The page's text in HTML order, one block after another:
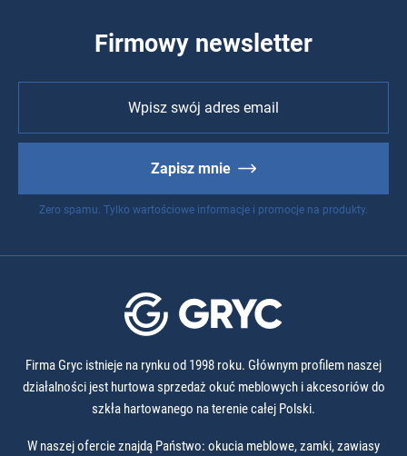
Firmowy newsletter
Zapisz mnie
Zero spamu. Tylko wartościowe informacje i promocje na produkty.
Firma Gryc istnieje na rynku od 1998 roku. Głównym profilem naszej
działalności jest hurtowa sprzedaż okuć meblowych i akcesoriów do
szkła hartowanego na terenie całej Polski.
W naszej ofercie znajdą Państwo: okucia meblowe, zamki, zawiasy